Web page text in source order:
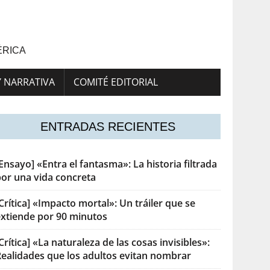
NARRATIVA COMITÉ EDITORIAL
ENTRADAS RECIENTES
«Entra el fantasma»: La historia filtrada
una vida concreta
«Impacto mortal»: Un tráiler que se
por 90 minutos
«La naturaleza de las cosas invisibles»:
que los adultos evitan nombrar